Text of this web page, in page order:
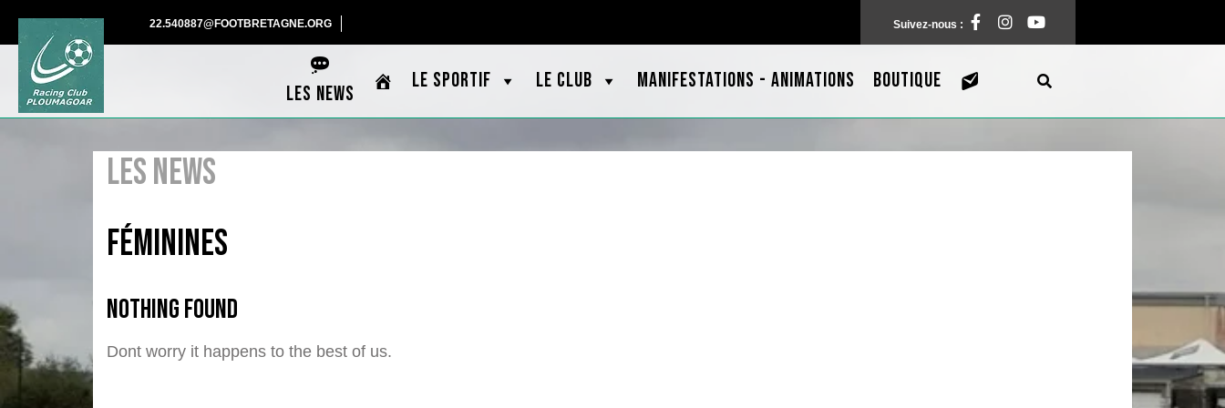
content
22.540887@FOOTBRETAGNE.ORG22.540887@FOOTBRETAGNE.ORG Suivez-nous :
FacebookInstagramPinterest
LES NEWS
LE SPORTIF LE CLUB MANIFESTATIONS - ANIMATIONS BOUTIQUE
LES NEWS
Féminines
Nothing Found
Dont worry it happens to the best of us.